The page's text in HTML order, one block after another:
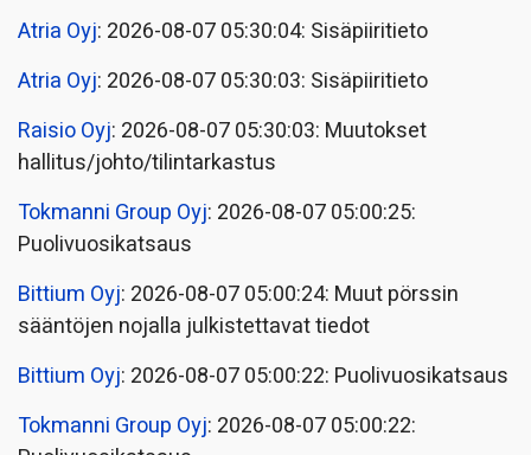
Atria Oyj: 2026-08-07 05:30:04: Sisäpiiritieto
Atria Oyj: 2026-08-07 05:30:03: Sisäpiiritieto
Raisio Oyj: 2026-08-07 05:30:03: Muutokset
hallitus/johto/tilintarkastus
Tokmanni Group Oyj: 2026-08-07 05:00:25:
Puolivuosikatsaus
Bittium Oyj: 2026-08-07 05:00:24: Muut pörssin
sääntöjen nojalla julkistettavat tiedot
Bittium Oyj: 2026-08-07 05:00:22: Puolivuosikatsaus
Tokmanni Group Oyj: 2026-08-07 05:00:22: